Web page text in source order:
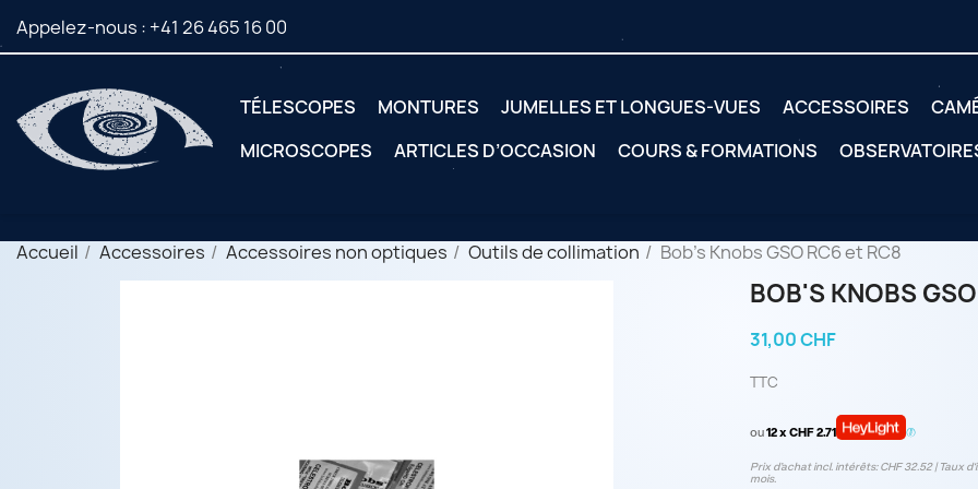
Appelez-nous : +41 26 465 16 00
TÉLESCOPES MONTURES JUMELLES ET LONGUES-VUES ACCESSOIRES
MICROSCOPES
ARTICLES D’OCCASION COURS & FORMATIONS
Accueil Accessoires Accessoires non optiques Outils de collimation Bob's Knobs GSO RC6 et RC8
BOB'S KNOBS
31,00 CHF
TTC
ou12 x CHF 2.71
Prix d’achat incl. intérêts: CHF 32.52 | Taux
mois.